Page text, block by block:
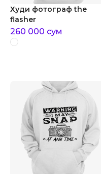
Худи фотограф the
flasher
260 000 сум